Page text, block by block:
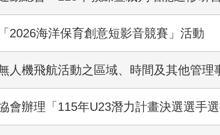
2026海洋保育創意短影音競賽」活動
人機飛航活動之區域、時間及其他管理
會辦理「115年U23潛力計畫決選選手